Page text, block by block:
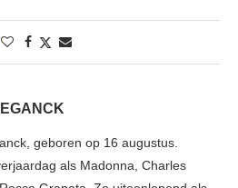
geboren op 16 augustus.
als Madonna, Charles